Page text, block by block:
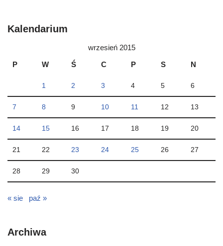
Kalendarium
wrzesień 2015
P
W Ś C P S N
1 2 3 4 5 6
7 8 9 10 11 12 13
14 15 16 17 18 19 20
21 22 23 24 25 26 27
28 29 30
« sie paź »
Archiwa